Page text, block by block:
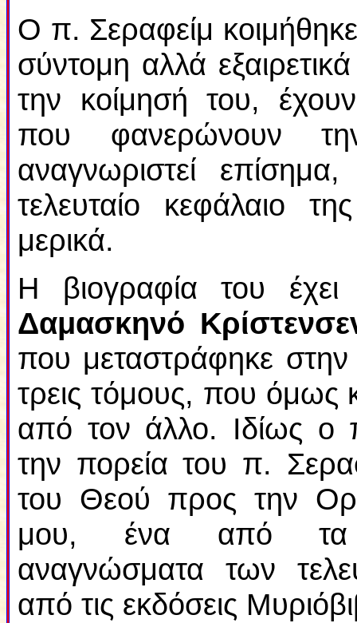
Ο π. Σεραφείμ
σύντομη αλλά
την κοίμησή του,
που φανερώνουν
αναγνωριστεί
τελευταίο κεφάλαιο
μερικά.
Η βιογραφία του
Δαμασκηνό
που μεταστράφηκε στην
τρεις τόμους, που όμως
από τον άλλο. Ιδίως ο
την πορεία του π.
του Θεού προς την
μου, ένα από τα
αναγνώσματα των
από τις εκδόσεις